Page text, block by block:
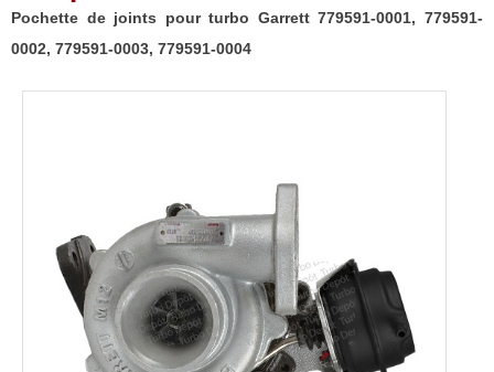
Pochette de joints pour turbo Garrett 779591-0001, 779591-
0002, 779591-0003, 779591-0004